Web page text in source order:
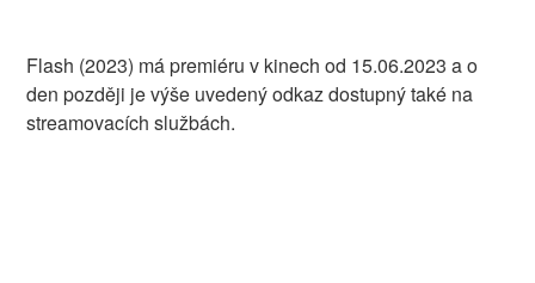
Flash (2023) má premiéru v kinech od 15.06.2023 a o
den později je výše uvedený odkaz dostupný také na
streamovacích službách.